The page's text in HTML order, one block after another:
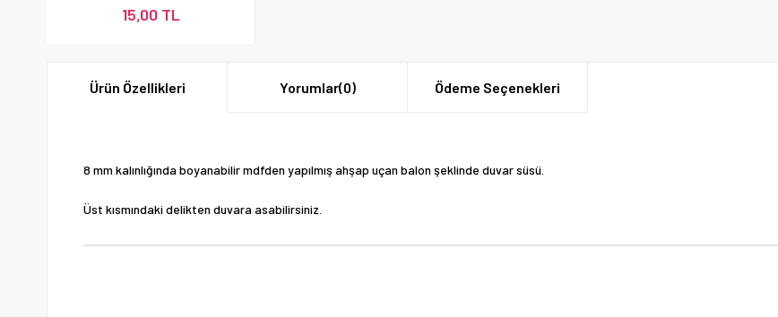
15,00 TL
Ürün Özellikleri Yorumlar(0) Ödeme Seçenekleri
8 mm kalınlığında boyanabilir mdfden yapılmış ahşap uçan balon şeklinde duvar süsü.
Üst kısmındaki delikten duvara asabilirsiniz.